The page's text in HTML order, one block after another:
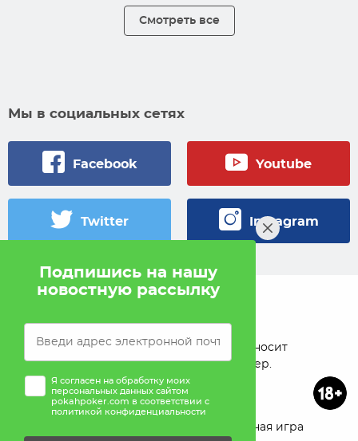
Смотреть все
Мы в социальных сетях
Facebook Youtube
Twitter Instagram
Pokah не проводит игры на деньги. Сайт носит
исключительно информационный характер.
Ответственная игра
Подпишись на нашу
новостную рассылку
Я согласен на обработку моих
персональных данных сайтом
pokahpoker.com в соответствии с
политикой конфиденциальности